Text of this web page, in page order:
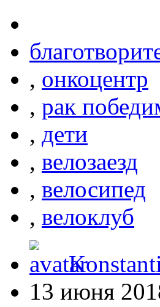
, онкоцентр
, рак
, дети
, велозаезд
, велосипед
, велоклуб
13 июня